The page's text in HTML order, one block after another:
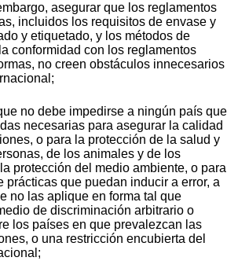
asegurar que los reglamentos
incluidos los requisitos de envase y
y etiquetado, y los métodos de
conformidad con los reglamentos
no creen obstáculos innecesarios
no debe impedirse a ningún país que
necesarias para asegurar la calidad
o para la protección de la salud y
de los animales y de los
protección del medio ambiente, o para
prácticas que puedan inducir a error, a
no las aplique en forma tal que
de discriminación arbitrario o
los países en que prevalezcan las
o una restricción encubierta del